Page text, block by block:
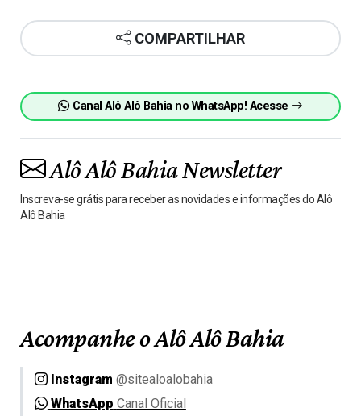
COMPARTILHAR
Canal Alô Alô Bahia no WhatsApp! Acesse
Alô Alô Bahia Newsletter
Inscreva-se grátis para receber as novidades e informações do Alô
Alô Bahia
Acompanhe o Alô Alô Bahia
Instagram @sitealoalobahia
WhatsApp Canal Oficial